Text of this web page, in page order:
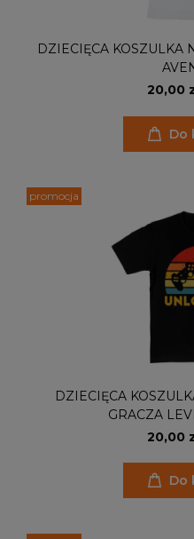
DZIECIĘCA KOSZULKA
20,00
Do
DZIECIĘCA
GRACZA
20,00
Do
promocja